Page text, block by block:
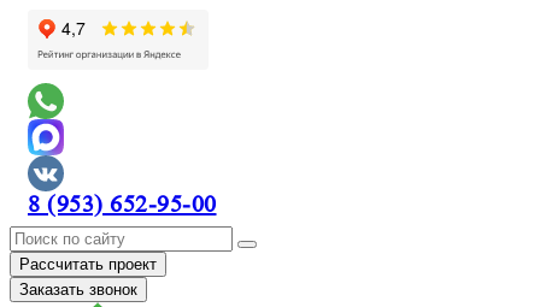
8 (953) 652-95-00
Рассчитать проект
Заказать звонок